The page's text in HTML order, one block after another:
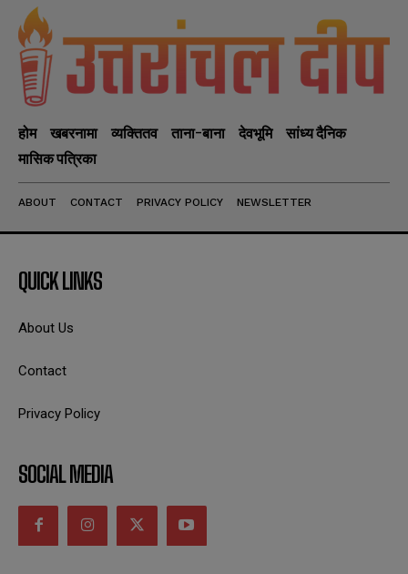
होम खबरनामा व्यक्तितव ताना-बाना देवभूमि
सांध्य दैनिक
मासिक पत्रिका
ABOUT CONTACT PRIVACY POLICY NEWSLETTER
QUICK LINKS
About Us
Contact
Privacy Policy
SOCIAL MEDIA